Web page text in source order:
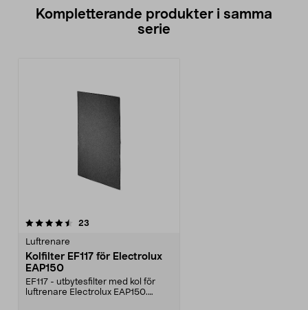
Kompletterande produkter i samma
serie
23
Luftrenare
Kolfilter EF117 för Electrolux
EAP150
EF117 - utbytesfilter med kol för
luftrenare Electrolux EAP150.